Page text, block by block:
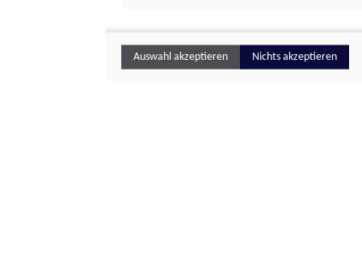
Auswahl akzeptieren Nichts akzeptieren